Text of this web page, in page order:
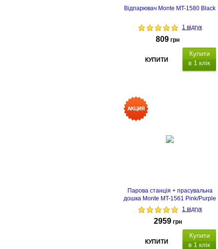
Відпарювач Monte MT-1580 Black
1 відгук
809 грн
КУПИТИ
Купити
в 1 клік
Парова станція + прасувальна
дошка Monte MT-1561 Pink/Purple
1 відгук
2959 грн
КУПИТИ
Купити
в 1 клік